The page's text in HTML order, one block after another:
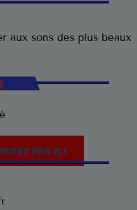
aux sons des plus beaux
PAR ICI